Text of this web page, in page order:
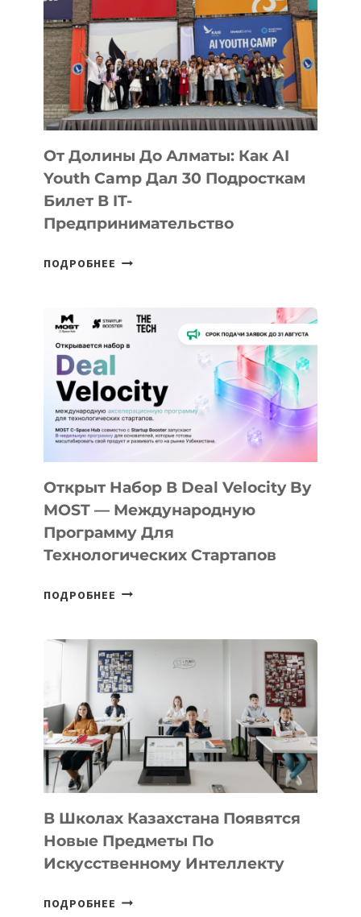
От Долины До Алматы: Как AI
Youth Camp Дал 30 Подросткам
Билет В IT-
Предпринимательство
ПОДРОБНЕЕ ОТ
АЛМАТЫ:
AI
YOUTH
CAMP
ДАЛ
30
ПОДРОСТКАМ
БИЛЕТ
ПРЕДПРИНИМАТЕЛЬСТВО
Открыт Набор В Deal Velocity By
MOST — Международную
Программу Для
Технологических Стартапов
ПОДРОБНЕЕ ОТКРЫТ
DEAL
VELOCITY
BY
MOST
—
МЕЖДУНАРОДНУЮ
ПРОГРАММУ
ДЛЯ
ТЕХНОЛОГИЧЕСКИХ
В Школах Казахстана Появятся
Новые Предметы По
Искусственному Интеллекту
ПОДРОБНЕЕ В